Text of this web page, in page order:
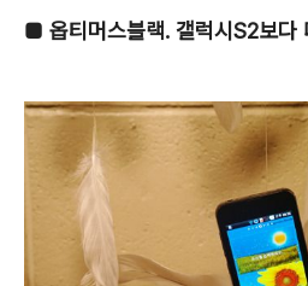
■ 옵티머스블랙. 갤럭시S2보다